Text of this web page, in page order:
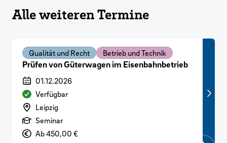
Alle weiteren Termine
Qualität und Recht Betrieb und Technik
Prüfen von Güterwagen im Eisenbahnbetrieb
Veranstaltungszeitraum
01.12.2026
Verfügbarkeit
Verfügbar
Veranstaltungsort
Leipzig
Art der Veranstaltung
Seminar
PreisAb 450,00 €